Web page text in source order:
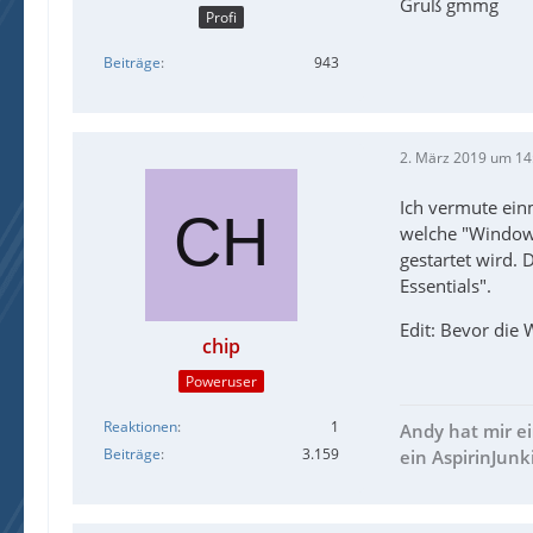
Profi
Beiträge 943
Gruß gmmg
chip
Poweruser
Reaktionen
1
Beiträge
3.159
2. März 2019 um
Ich vermute
welche
gestartet wird.
Essentials".
Edit: Bevor die
Andy hat mir
ein